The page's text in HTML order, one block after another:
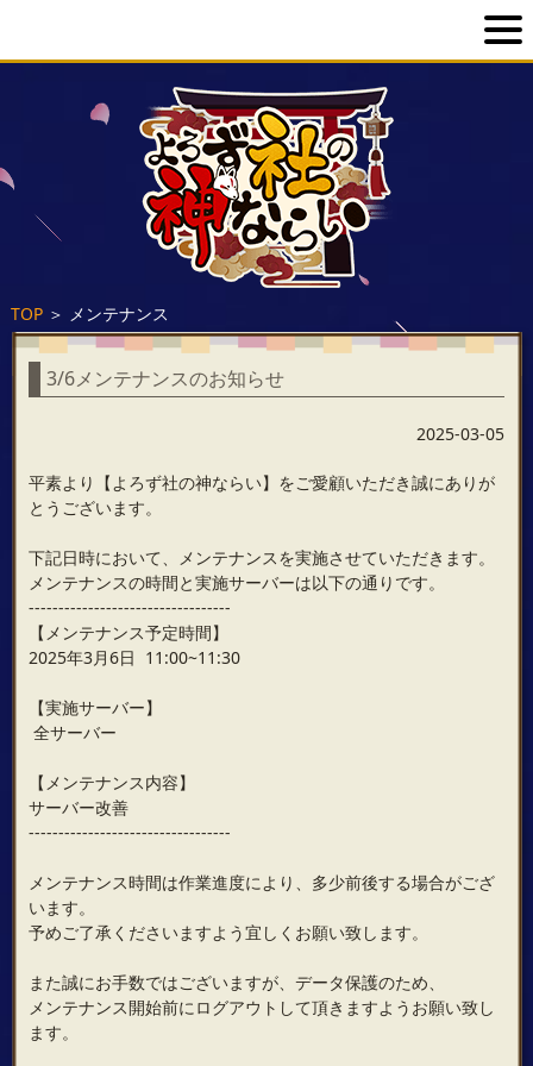
TOP＞ メンテナンス
3/6メンテナンスのお知らせ
2025-03-05
平素より【よろず社の神ならい】をご愛顧いただき誠にありが
とうございます。
下記日時において、メンテナンスを実施させていただきます。
メンテナンスの時間と実施サーバーは以下の通りです。
----------------------------------
【メンテナンス予定時間】
2025年3月6日 11:00~11:30
【実施サーバー】
全サーバー
【メンテナンス内容】
サーバー改善
----------------------------------
メンテナンス時間は作業進度により、多少前後する場合がござ
います。
予めご了承くださいますよう宜しくお願い致します。
また誠にお手数ではございますが、データ保護のため、
メンテナンス開始前にログアウトして頂きますようお願い致し
ます。